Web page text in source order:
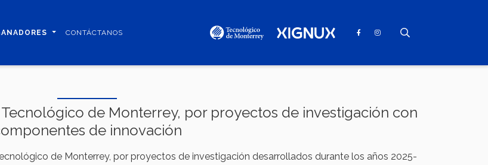
CONTÁCTANOS
Tecnológico de Monterrey, por proyectos de investigación con
de innovación
de Monterrey, por proyectos de investigación desarrollados durante los años 2025-